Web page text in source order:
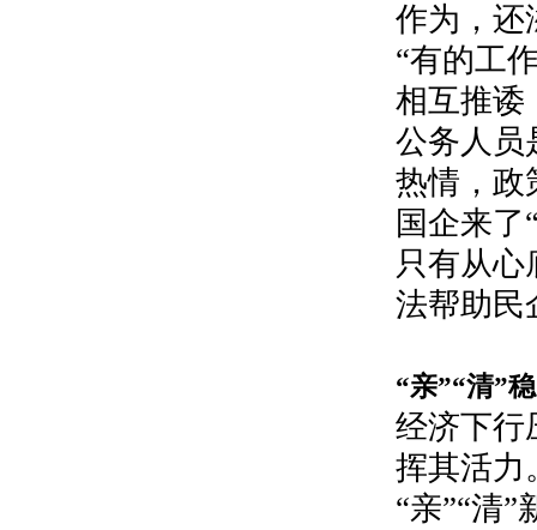
作为，还
“有的工
相互推诿
公务人员
热情，政
国企来了
只有从
法帮助民
“亲”“清”
经济下行
挥其活力
“亲”“清